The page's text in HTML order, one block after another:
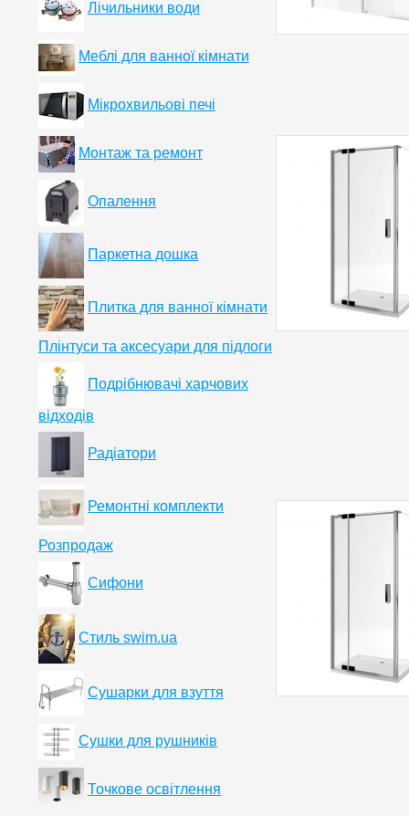
Лічильники води
Меблі для ванної кімнати
Мікрохвильові печі
Монтаж та ремонт
Опалення
Паркетна дошка
Плитка для ванної кімнати
Плінтуси та аксесуари для підлоги
Подрібнювачі харчових
відходів
Радіатори
Ремонтні комплекти
Розпродаж
Сифони
Стиль swim.ua
Сушарки для взуття
Сушки для рушників
Точкове освітлення